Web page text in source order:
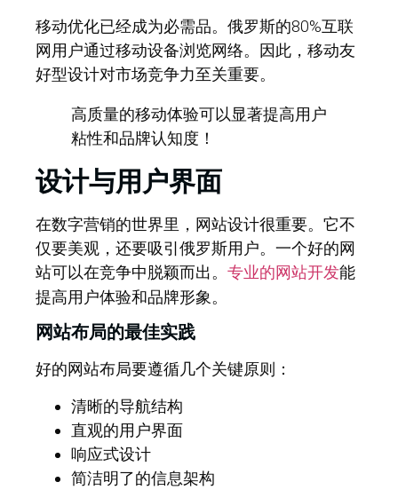
移动优化已经成为必需品。俄罗斯的80%互联
网用户通过移动设备浏览网络。因此，移动友
好型设计对市场竞争力至关重要。
高质量的移动体验可以显著提高用户
粘性和品牌认知度！
设计与用户界面
在数字营销的世界里，网站设计很重要。它不
仅要美观，还要吸引俄罗斯用户。一个好的网
站可以在竞争中脱颖而出。 专业的网站开发能
提高用户体验和品牌形象。
网站布局的最佳实践
好的网站布局要遵循几个关键原则：
清晰的导航结构
直观的用户界面
响应式设计
简洁明了的信息架构